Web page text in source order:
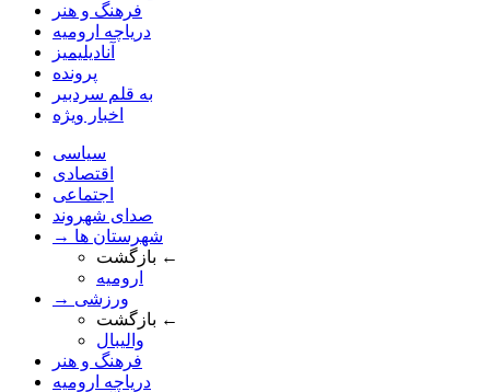
فرهنگ و هنر
دریاچه ارومیه
آنادیلیمیز
پرونده
به قلم سردبیر
اخبار ویژه
سیاسی
اقتصادی
اجتماعی
صدای شهروند
→ شهرستان ها
بازگشت ←
ارومیه
→ ورزشی
بازگشت ←
والیبال
فرهنگ و هنر
دریاچه ارومیه